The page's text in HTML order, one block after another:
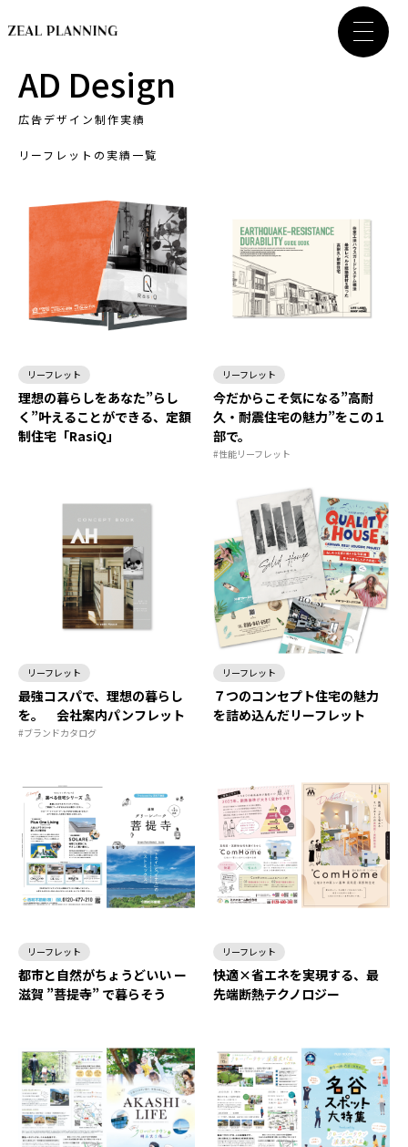
AD Design
広告デザイン制作実績
リーフレットの実績一覧
リーフレット
理想の暮らしをあなた”らし
く”叶えることができる、定額
制住宅「RasiQ」
リーフレット
今だからこそ気になる”高耐
久・耐震住宅の魅力”をこの１
部で。
#性能リーフレット
リーフレット
最強コスパで、理想の暮らし
を。 会社案内パンフレット
#ブランドカタログ
リーフレット
７つのコンセプト住宅の魅力
を詰め込んだリーフレット
リーフレット
都市と自然がちょうどいい ー
滋賀 ”菩提寺” で暮らそう
リーフレット
快適×省エネを実現する、最
先端断熱テクノロジー